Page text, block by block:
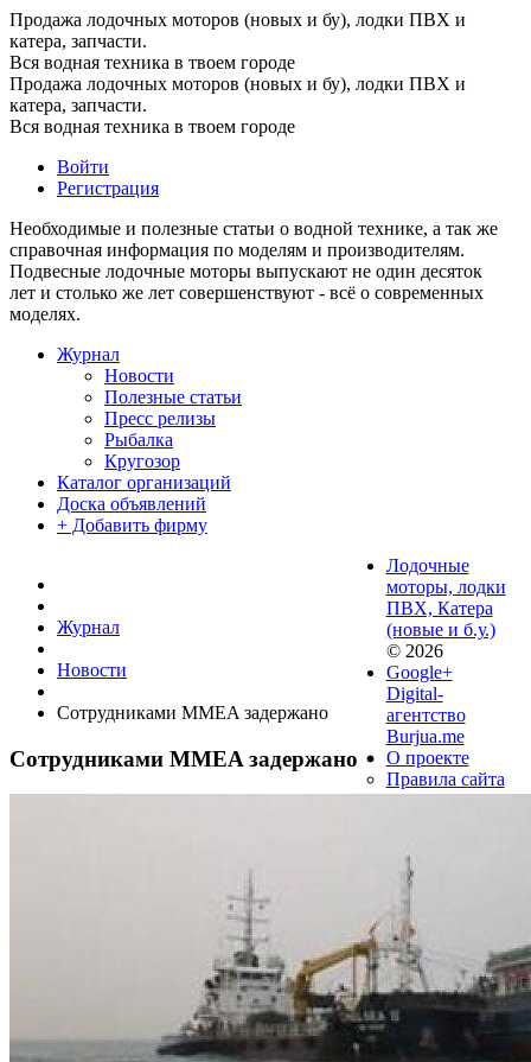
Продажа лодочных моторов (новых и бу), лодки ПВХ и
катера, запчасти.
Вся водная техника в твоем городе
Продажа лодочных моторов (новых и бу), лодки ПВХ и
катера, запчасти.
Вся водная техника в твоем городе
Войти
Регистрация
Необходимые и полезные статьи о водной технике, а так же
справочная информация по моделям и производителям.
Подвесные лодочные моторы выпускают не один десяток
лет и столько же лет совершенствуют - всё о современных
моделях.
Журнал
Новости
Полезные статьи
Пресс релизы
Рыбалка
Кругозор
Каталог организаций
Доска объявлений
+ Добавить фирму
Журнал
Новости
Сотрудниками MMEA задержано
Сотрудниками MMEA задержано
Лодочные
моторы, лодки
ПВХ, Катера
(новые и б.у.)
© 2026
Google+
Digital-
агентство
Burjua.me
О проекте
Правила сайта